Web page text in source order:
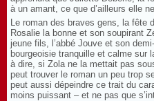
à un amant, ce que d’ailleurs elle
Le roman des braves gens, la fête
Rosalie la bonne et son soupirant
jeune fils, l’abbé Jouve et son
bourgeoisie tranquille et calme sur
à dire, si Zola ne la mettait pas
peut trouver le roman un peu trop
peut aussi dépeindre ce trait du
moins puissant – et ne pas que